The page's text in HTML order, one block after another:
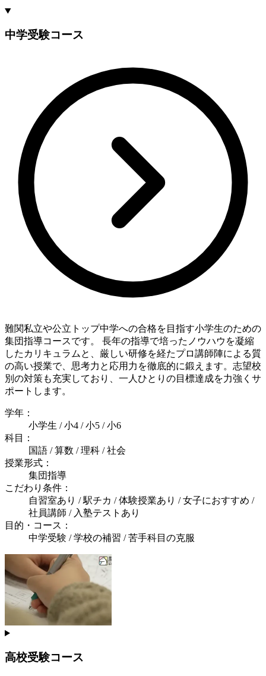
中学受験コース
難関私立や公立トップ中学への合格を目指す小学生のための
集団指導コースです。 長年の指導で培ったノウハウを凝縮
したカリキュラムと、厳しい研修を経たプロ講師陣による質
の高い授業で、思考力と応用力を徹底的に鍛えます。志望校
別の対策も充実しており、一人ひとりの目標達成を力強くサ
ポートします。
学年：
小学生 / 小4 / 小5 / 小6
科目：
国語 / 算数 / 理科 / 社会
授業形式：
集団指導
こだわり条件：
自習室あり / 駅チカ / 体験授業あり / 女子におすすめ /
社員講師 / 入塾テストあり
目的・コース：
中学受験 / 学校の補習 / 苦手科目の克服
高校受験コース